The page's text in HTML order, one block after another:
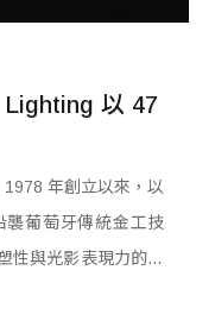
以 47
年創立以來，以
襲葡萄牙傳統金工技
性與光影表現力的照